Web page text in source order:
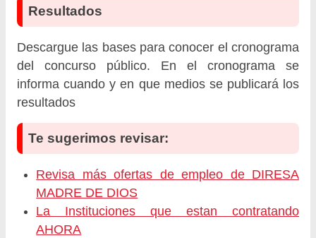
Resultados
Descargue las bases para conocer el cronograma
del concurso público. En el cronograma se
informa cuando y en que medios se publicará los
resultados
Te sugerimos revisar:
Revisa más ofertas de empleo de DIRESA
MADRE DE DIOS
La Instituciones que estan contratando
AHORA